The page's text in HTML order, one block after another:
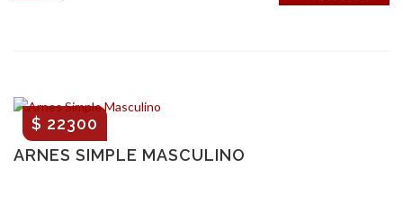
ARNES SIMPLE MASCULINO
$ 22300